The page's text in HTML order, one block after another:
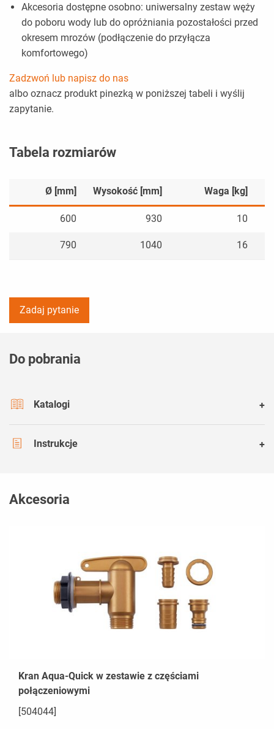
Akcesoria dostępne osobno: uniwersalny zestaw węży
do poboru wody lub do opróżniania pozostałości przed
okresem mrozów (podłączenie do przyłącza
komfortowego)
Zadzwoń lub napisz do nas
albo oznacz produkt pinezką w poniższej tabeli i wyślij
zapytanie.
Tabela rozmiarów
Ø [mm]
600
790
Wysokość [mm] Waga [kg]
930 10
1040 16
Zadaj pytanie
Do pobrania
Katalogi
Instrukcje
Akcesoria
Kran Aqua-Quick w zestawie z częściami
połączeniowymi
[504044]